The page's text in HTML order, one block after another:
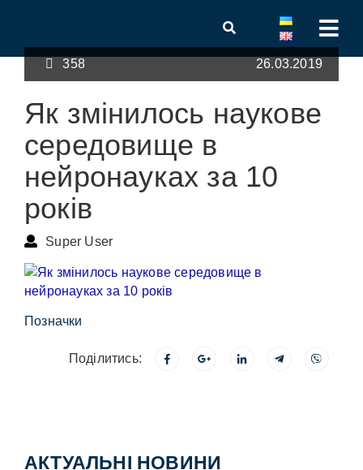
358 26.03.2019
Як змінилось наукове
середовище в
нейронауках за 10
років
Super User
Позначки
Поділитись:
АКТУАЛЬНІ НОВИНИ